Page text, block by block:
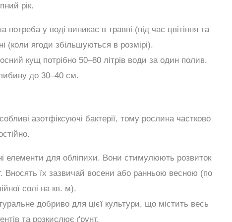
рік.
потреба у воді виникає в травні (під час цвітіння та
(коли ягоди збільшуються в розмірі).
кущ потрібно 50–80 літрів води за один полив.
до 30–40 см.
азотфіксуючі бактерії, тому рослина частково
елементи для обліпихи. Вони стимулюють розвиток
Вносять їх зазвичай восени або ранньою весною (по
солі на кв. м).
добриво для цієї культури, що містить весь
та розкислює ґрунт.